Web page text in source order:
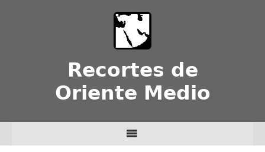
Recortes de
Oriente Medio